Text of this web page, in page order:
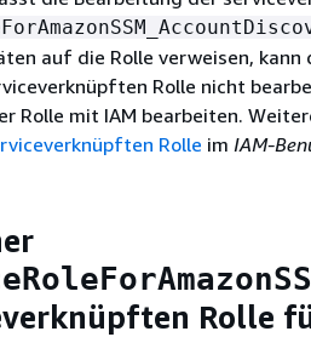
auf die Rolle verweisen, kann
Rolle nicht
Rolle mit IAM bearbeiten.
Rolle im IAM-
Rolle